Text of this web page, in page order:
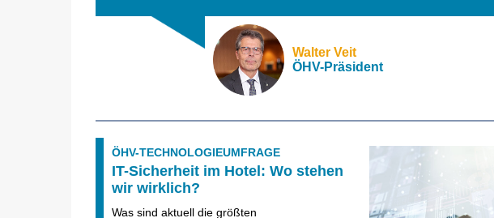
Walter Veit
ÖHV-Präsident
ÖHV-TECHNOLOGIEUMFRAGE
IT-Sicherheit im Hotel: Wo stehen
wir wirklich?
Was sind aktuell die größten